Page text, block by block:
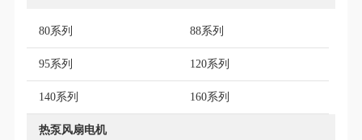
80系列 88系列
95系列 120系列
140系列 160系列
热泵风扇电机